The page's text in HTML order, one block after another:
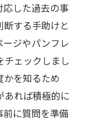
応した過去の事
する手助けと
ージやパンフレ
チェックしまし
かを知るため
あれば積極的に
に質問を準備